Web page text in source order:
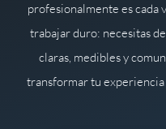
profesionalmente es cada
trabajar duro: necesitas
claras, medibles y
transformar tu